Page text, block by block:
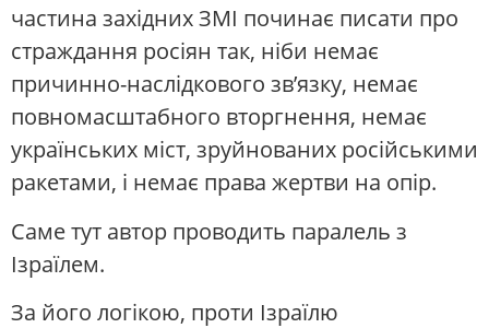
частина західних ЗМІ починає писати про
страждання росіян так, ніби немає
причинно-наслідкового зв’язку, немає
повномасштабного вторгнення, немає
українських міст, зруйнованих російськими
ракетами, і немає права жертви на опір.
Саме тут автор проводить паралель з
Ізраїлем.
За його логікою, проти Ізраїлю